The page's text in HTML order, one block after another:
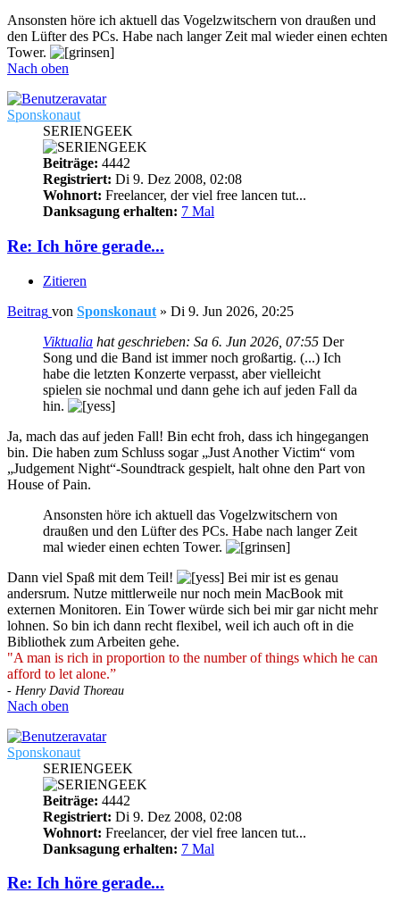
Ansonsten höre ich aktuell das Vogelzwitschern von draußen und
den Lüfter des PCs. Habe nach langer Zeit mal wieder einen echten
Tower.
Nach oben
Sponskonaut
SERIENGEEK
Beiträge: 4442
Registriert: Di 9. Dez 2008, 02:08
Wohnort: Freelancer, der viel free lancen tut...
Danksagung erhalten: 7 Mal
Re: Ich höre gerade...
Zitieren
Beitrag von Sponskonaut » Di 9. Jun 2026, 20:25
Viktualia hat geschrieben: Sa 6. Jun 2026, 07:55 Der
Song und die Band ist immer noch großartig. (...) Ich
habe die letzten Konzerte verpasst, aber vielleicht
spielen sie nochmal und dann gehe ich auf jeden Fall da
hin.
Ja, mach das auf jeden Fall! Bin echt froh, dass ich hingegangen
bin. Die haben zum Schluss sogar „Just Another Victim“ vom
„Judgement Night“-Soundtrack gespielt, halt ohne den Part von
House of Pain.
Ansonsten höre ich aktuell das Vogelzwitschern von
draußen und den Lüfter des PCs. Habe nach langer Zeit
mal wieder einen echten Tower.
Dann viel Spaß mit dem Teil!
Bei mir ist es genau
andersrum. Nutze mittlerweile nur noch mein MacBook mit
externen Monitoren. Ein Tower würde sich bei mir gar nicht mehr
lohnen. So bin ich dann recht flexibel, weil ich auch oft in die
Bibliothek zum Arbeiten gehe.
"A man is rich in proportion to the number of things which he can
afford to let alone.”
- Henry David Thoreau
Nach oben
Sponskonaut
SERIENGEEK
Beiträge: 4442
Registriert: Di 9. Dez 2008, 02:08
Wohnort: Freelancer, der viel free lancen tut...
Danksagung erhalten: 7 Mal
Re: Ich höre gerade...